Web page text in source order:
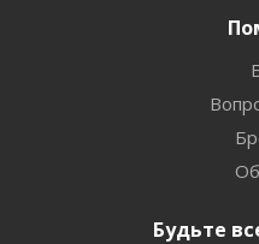
Будьте